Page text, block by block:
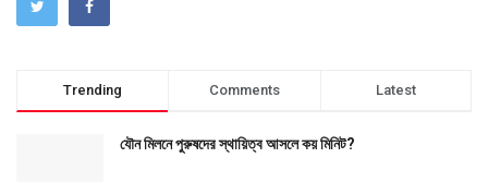
Trending Comments Latest
যৌন মিলনে পুরুষদের স্থায়িত্ব আসলে কয় মিনিট?